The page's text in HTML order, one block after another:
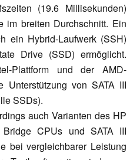
(19.6 Millisekunden)
im breiten Durchschnitt. Ein
ein Hybrid-Laufwerk (SSH)
Drive (SSD) ermöglicht.
Plattform und der AMD-
Unterstützung von SATA III
SSDs).
auch Varianten des HP
CPUs und SATA III
bei vergleichbarer Leistung